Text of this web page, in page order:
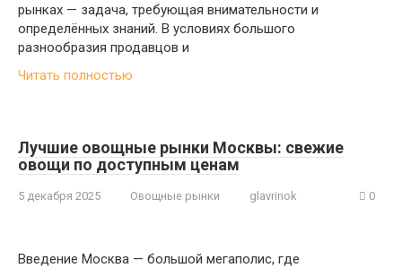
рынках — задача, требующая внимательности и
определённых знаний. В условиях большого
разнообразия продавцов и
Читать полностью
Лучшие овощные рынки Москвы: свежие
овощи по доступным ценам
5 декабря 2025 Овощные рынки glavrinok 0
Введение Москва — большой мегаполис, где